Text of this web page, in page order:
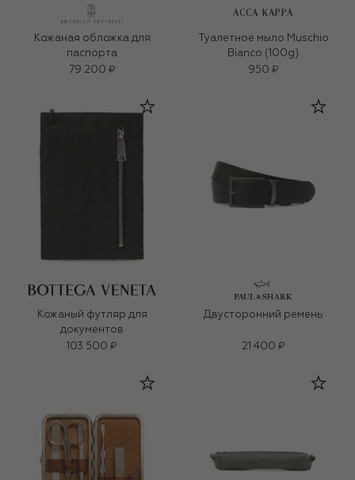
Кожаная обложка для
паспорта
79 200 ₽
ACCA KAPPA
Туалетное мыло Muschio
Bianco (100g)
950 ₽
Кожаный футляр для
документов
103 500 ₽
Двусторонний ремень
21 400 ₽